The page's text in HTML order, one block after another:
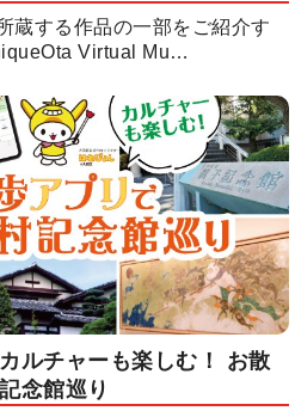
蔵する作品の一部をご紹介す
Virtual Mu…
ルチャーも楽しむ！ お散
念館巡り